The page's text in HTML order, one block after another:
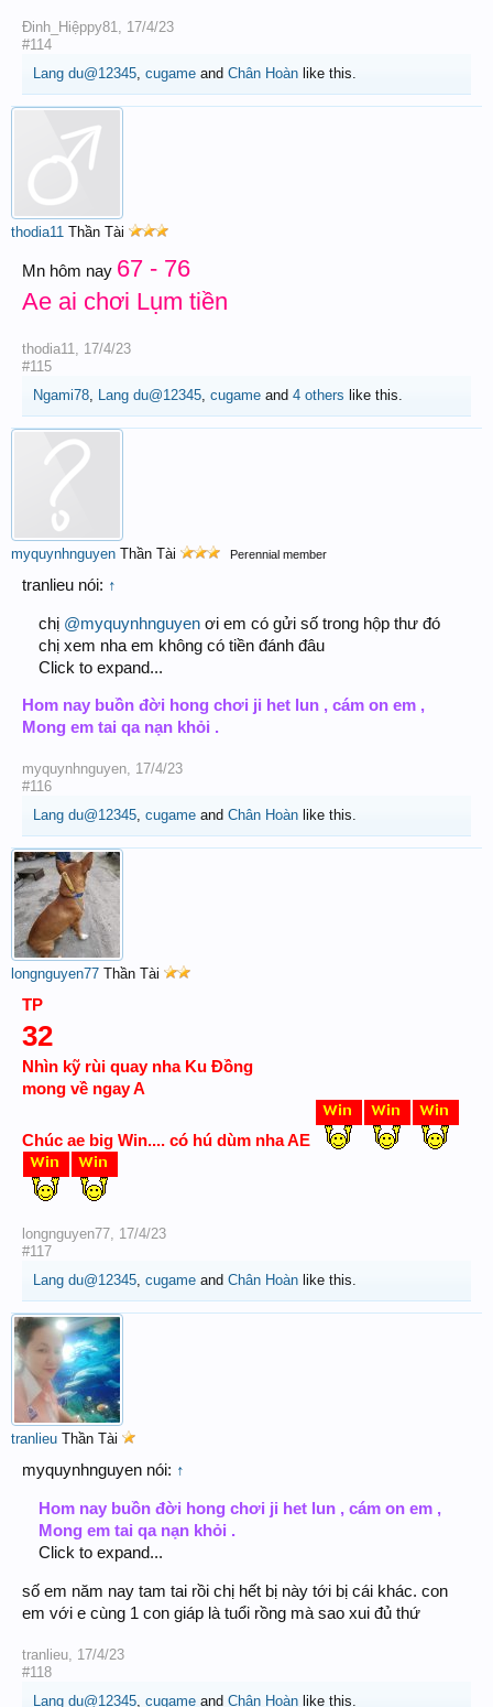
Đinh_Hiệppy81
17/4/23
#114
Lang du@12345 cugame and Chân Hoàn like this.
thodia11 Thần Tài
Mn hôm nay 67 - 76
Ae ai chơi Lụm tiền
thodia11
17/4/23
#115
Ngami78
Lang du@12345 cugame and 4 others like this.
myquynhnguyen Thần Tài Perennial member
tranlieu nói: ↑
chị @myquynhnguyenơi em có gửi số trong hộp thư đó
chị xem nha em không có tiền đánh đâu
Click to expand...
Hom nay buồn đời hong chơi ji het lun , cám on em ,
Mong em tai qa nạn khỏi .
myquynhnguyen, 17/4/23
#116
Lang du@12345, cugame and Chân Hoàn like this.
longnguyen77 Thần Tài
TP
32
Nhìn kỹ rùi quay nha Ku Đồng
mong về ngay A
Chúc ae big Win.... có hú dùm nha AE
longnguyen77, 17/4/23
#117
Lang du@12345, cugame and Chân Hoàn like this.
tranlieu Thần Tài
myquynhnguyen nói: ↑
Hom nay buồn đời hong chơi ji het lun , cám on em ,
Mong em tai qa nạn khỏi .
Click to expand...
số em năm nay tam tai rồi chị hết bị này tới bị cái khác. con
em với e cùng 1 con giáp là tuổi rồng mà sao xui đủ thứ
tranlieu 17/4/23
#118
Lang du@12345 cugame and Chân Hoàn like this.